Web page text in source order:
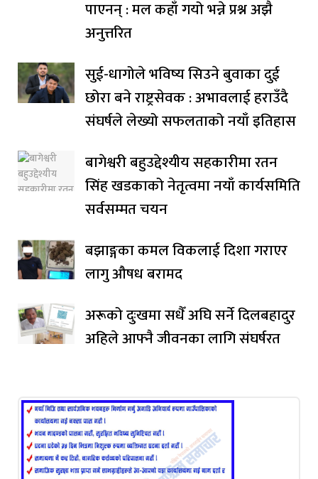
पाएनन् : मल कहाँ गयो भन्ने प्रश्न अझै
अनुत्तरित
सुई-धागोले भविष्य सिउने बुवाका दुई
छोरा बने राष्ट्रसेवक : अभावलाई हराउँदै
संघर्षले लेख्यो सफलताको नयाँ इतिहास
बागेश्वरी बहुउद्देश्यीय सहकारीमा रतन
सिंह खडकाको नेतृत्वमा नयाँ कार्यसमिति
सर्वसम्मत चयन
बझाङ्गका कमल विकलाई दिशा गराएर
लागु औषध बरामद
अरूको दुःखमा सधैँ अघि सर्ने दिलबहादुर
अहिले आफ्नै जीवनका लागि संघर्षरत